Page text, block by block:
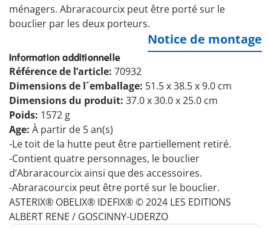
ménagers. Abraracourcix peut être porté sur le
bouclier par les deux porteurs.
Notice de montage
Information additionnelle
Référence de l’article: 70932
Dimensions de l´emballage: 51.5 x 38.5 x 9.0 cm
Dimensions du produit: 37.0 x 30.0 x 25.0 cm
Poids: 1572 g
Age: À partir de 5 an(s)
-Le toit de la hutte peut être partiellement retiré.
-Contient quatre personnages, le bouclier
d’Abraracourcix ainsi que des accessoires.
-Abraracourcix peut être porté sur le bouclier.
ASTERIX® OBELIX® IDEFIX® © 2024 LES EDITIONS
ALBERT RENE / GOSCINNY-UDERZO